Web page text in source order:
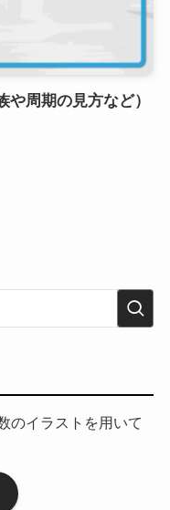
周期の見方など）
のイラストを用いて